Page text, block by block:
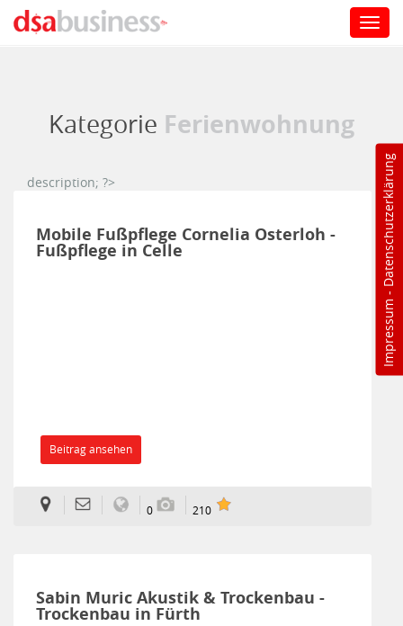
Impressum
-
Datenschutzerklärung
Kategorie Ferienwohnung
description; ?>
Mobile Fußpflege Cornelia Osterloh -
Fußpflege in Celle
Beitrag ansehen
0 210
Sabin Muric Akustik & Trockenbau -
Trockenbau in Fürth